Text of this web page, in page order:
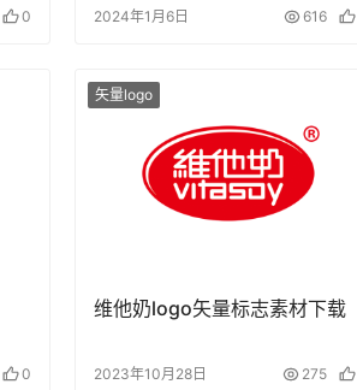
0 2024年1月6日 616
0
矢量logo
维他奶logo矢量标志素材下载
2023年10月28日 275